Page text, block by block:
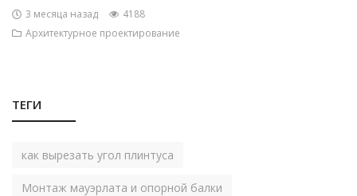
3 месяца назад
4188
Архитектурное проектирование
ТЕГИ
как вырезать угол плинтуса
Монтаж мауэрлата и опорной балки